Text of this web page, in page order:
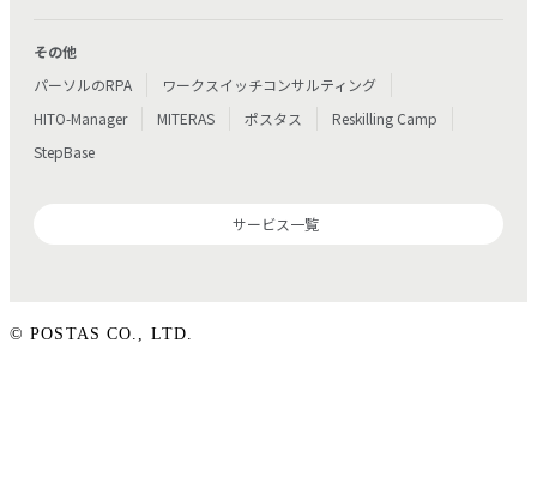
その他
パーソルのRPA
ワークスイッチコンサルティング
HITO-Manager
MITERAS ポスタス
Reskilling Camp
StepBase
サービス一覧
© POSTAS CO., LTD.